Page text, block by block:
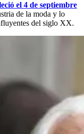
el 4 de septiembre
de la moda y lo
del siglo XX.